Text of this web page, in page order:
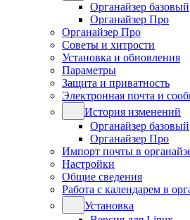
Органайзер базовый
Органайзер Про
Органайзер Про
Советы и хитрости
Установка и обновления
Параметры
Защита и приватность
Электронная почта и
История изменений
Органайзер базовый
Органайзер Про
Импорт почты в
Настройки
Общие сведения
Работа с календарем в
Установка